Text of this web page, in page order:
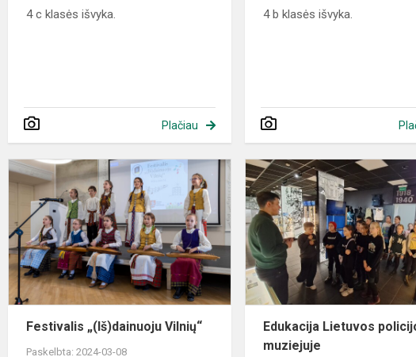
4 c klasės išvyka.
Plačiau
4 b klasės išvyka.
MO
muziejus
Festivalis
„(Iš)dainuoju
Vilnių“
Festivalis „(Iš)dainuoju Vilnių“
Paskelbta: 2024-03-08
Edukacija Lietuvos
muziejuje